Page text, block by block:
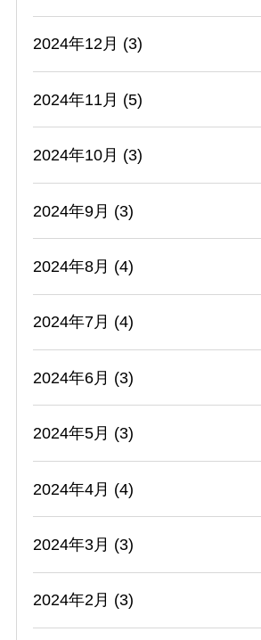
2024年12月 (3)
2024年11月 (5)
2024年10月 (3)
2024年9月 (3)
2024年8月 (4)
2024年7月 (4)
2024年6月 (3)
2024年5月 (3)
2024年4月 (4)
2024年3月 (3)
2024年2月 (3)